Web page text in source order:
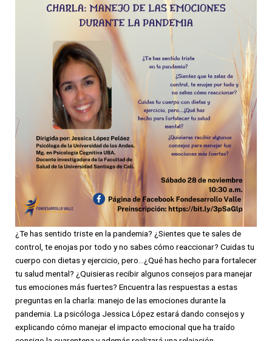
¿Te has sentido triste en la pandemia? ¿Sientes que te sales de
control, te enojas por todo y no sabes cómo reaccionar? Cuidas tu
cuerpo con dietas y ejercicio, pero…¿Qué has hecho para fortalecer
tu salud mental? ¿Quisieras recibir algunos consejos para manejar
tus emociones más fuertes? Encuentra las respuestas a estas
preguntas en la charla: manejo de las emociones durante la
pandemia. La psicóloga Jessica López estará dando consejos y
explicando cómo manejar el impacto emocional que ha traído